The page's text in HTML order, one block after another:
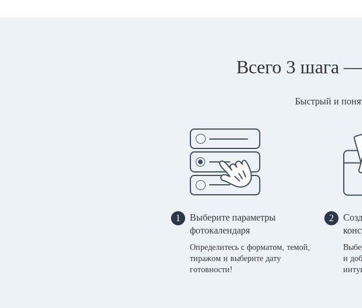
Всего 3 шага
Быстрый и
1
Выберите параметры
фотокалендаря
Определитесь с форматом, темой,
тиражом и выберите дату
готовности!
2
и